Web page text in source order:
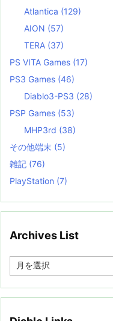
Atlantica (129)
AION (57)
TERA (37)
PS VITA Games (17)
PS3 Games (46)
Diablo3-PS3 (28)
PSP Games (53)
MHP3rd (38)
その他端末 (5)
雑記 (76)
PlayStation (7)
Archives List